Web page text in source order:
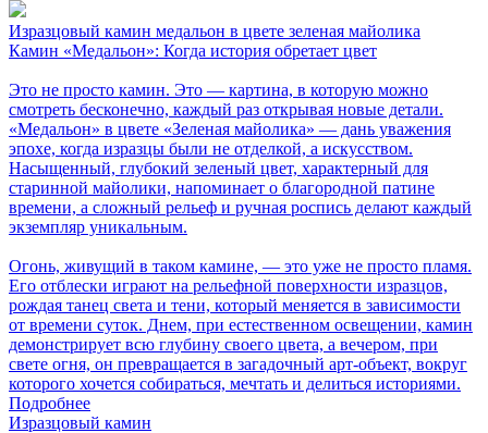
Изразцовый камин медальон в цвете зеленая майолика
Камин «Медальон»: Когда история обретает цвет
Это не просто камин. Это — картина, в которую можно
смотреть бесконечно, каждый раз открывая новые детали.
«Медальон» в цвете «Зеленая майолика» — дань уважения
эпохе, когда изразцы были не отделкой, а искусством.
Насыщенный, глубокий зеленый цвет, характерный для
старинной майолики, напоминает о благородной патине
времени, а сложный рельеф и ручная роспись делают каждый
экземпляр уникальным.
Огонь, живущий в таком камине, — это уже не просто пламя.
Его отблески играют на рельефной поверхности изразцов,
рождая танец света и тени, который меняется в зависимости
от времени суток. Днем, при естественном освещении, камин
демонстрирует всю глубину своего цвета, а вечером, при
свете огня, он превращается в загадочный арт-объект, вокруг
которого хочется собираться, мечтать и делиться историями.
Подробнее
Изразцовый камин